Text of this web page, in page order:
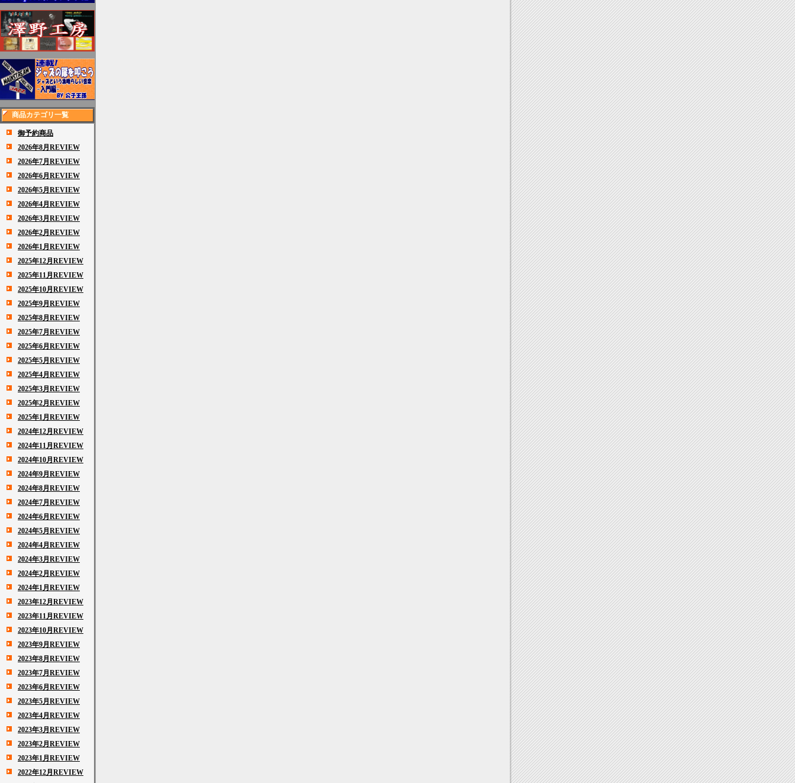
商品カテゴリ一覧
御予約商品
2026年8月REVIEW
2026年7月REVIEW
2026年6月REVIEW
2026年5月REVIEW
2026年4月REVIEW
2026年3月REVIEW
2026年2月REVIEW
2026年1月REVIEW
2025年12月REVIEW
2025年11月REVIEW
2025年10月REVIEW
2025年9月REVIEW
2025年8月REVIEW
2025年7月REVIEW
2025年6月REVIEW
2025年5月REVIEW
2025年4月REVIEW
2025年3月REVIEW
2025年2月REVIEW
2025年1月REVIEW
2024年12月REVIEW
2024年11月REVIEW
2024年10月REVIEW
2024年9月REVIEW
2024年8月REVIEW
2024年7月REVIEW
2024年6月REVIEW
2024年5月REVIEW
2024年4月REVIEW
2024年3月REVIEW
2024年2月REVIEW
2024年1月REVIEW
2023年12月REVIEW
2023年11月REVIEW
2023年10月REVIEW
2023年9月REVIEW
2023年8月REVIEW
2023年7月REVIEW
2023年6月REVIEW
2023年5月REVIEW
2023年4月REVIEW
2023年3月REVIEW
2023年2月REVIEW
2023年1月REVIEW
2022年12月REVIEW